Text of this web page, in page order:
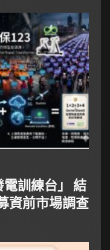
電訓練台」 結
資前市場調查